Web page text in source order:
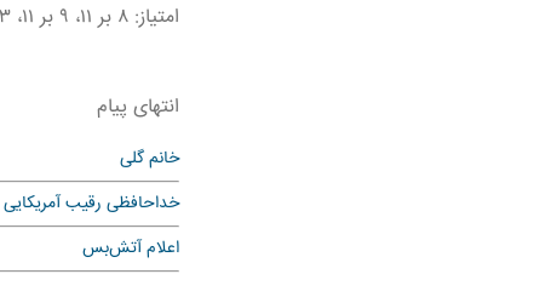
امتیاز: ۸ بر ۱۱، ۹ بر ۱۱، ۳ بر ۱۱
انتهای پیام
خانم گلی
خداحافظی رقیب آمریکایی
اعلام آتش‌بس